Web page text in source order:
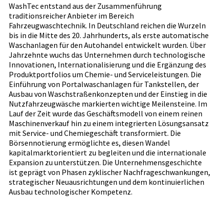
WashTec entstand aus der Zusammenführung
traditionsreicher Anbieter im Bereich
Fahrzeugwaschtechnik. In Deutschland reichen die Wurzeln
bis in die Mitte des 20. Jahrhunderts, als erste automatische
Waschanlagen für den Autohandel entwickelt wurden. Über
Jahrzehnte wuchs das Unternehmen durch technologische
Innovationen, Internationalisierung und die Ergänzung des
Produktportfolios um Chemie- und Serviceleistungen. Die
Einführung von Portalwaschanlagen für Tankstellen, der
Ausbau von Waschstraßenkonzepten und der Einstieg in die
Nutzfahrzeugwäsche markierten wichtige Meilensteine. Im
Lauf der Zeit wurde das Geschäftsmodell von einem reinen
Maschinenverkauf hin zu einem integrierten Lösungsansatz
mit Service- und Chemiegeschäft transformiert. Die
Börsennotierung ermöglichte es, diesen Wandel
kapitalmarktorientiert zu begleiten und die internationale
Expansion zu unterstützen. Die Unternehmensgeschichte
ist geprägt von Phasen zyklischer Nachfrageschwankungen,
strategischer Neuausrichtungen und dem kontinuierlichen
Ausbau technologischer Kompetenz.